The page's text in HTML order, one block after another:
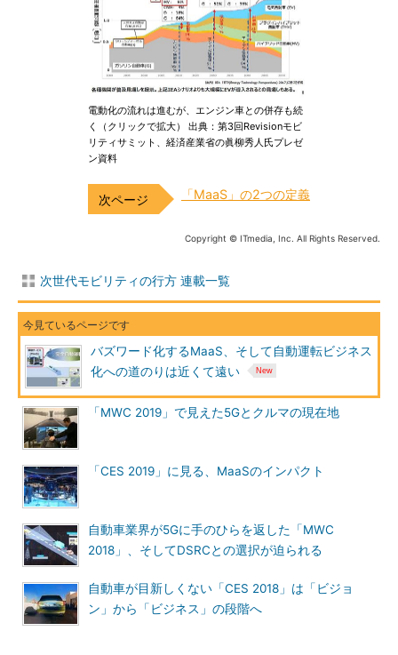
電動化の流れは進むが、エンジン車との併存も続
く（クリックで拡大） 出典：第3回Revisionモビ
リティサミット、経済産業省の眞柳秀人氏プレゼ
ン資料
「MaaS」の2つの定義
Copyright © ITmedia, Inc. All Rights Reserved.
次世代モビリティの行方 連載一覧
バズワード化するMaaS、そして自動運転ビジネス
化への道のりは近くて遠い
「MWC 2019」で見えた5Gとクルマの現在地
「CES 2019」に見る、MaaSのインパクト
自動車業界が5Gに手のひらを返した「MWC
2018」、そしてDSRCとの選択が迫られる
自動車が目新しくない「CES 2018」は「ビジョ
ン」から「ビジネス」の段階へ